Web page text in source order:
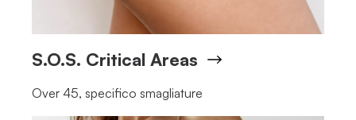
S.O.S. Critical Areas
Over 45, specifico smagliature